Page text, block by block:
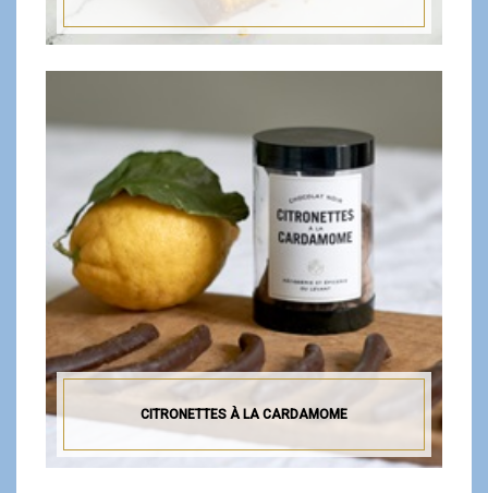
CITRONETTES À LA CARDAMOME